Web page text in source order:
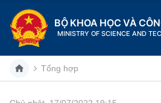
BỘ KHOA HỌC VÀ
MINISTRY OF SCIENCE AND
Tổng hợp